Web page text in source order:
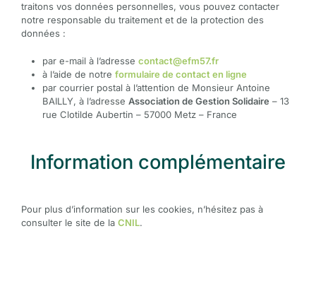
traitons vos données personnelles, vous pouvez contacter
notre responsable du traitement et de la protection des
données :
par e-mail à l’adresse contact@efm57.fr
à l’aide de notre formulaire de contact en ligne
par courrier postal à l’attention de Monsieur Antoine
BAILLY, à l’adresse Association de Gestion Solidaire – 13
rue Clotilde Aubertin – 57000 Metz – France
Information complémentaire
Pour plus d’information sur les cookies, n’hésitez pas à
consulter le site de la CNIL.